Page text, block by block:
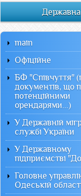
Державна
main
Офiцiйне
БФ "Співчуття"
документів, що
потенційними
орендарями...)
У Державній
службі України
У Державному
підприємстві
Головне
Одеській